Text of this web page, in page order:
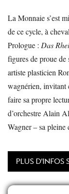
La Monnaie s’est
de ce cycle, à
Prologue : Das
figures de proue de
artiste plasticien
wagnérien, invitant
faire sa propre
d’orchestre Alain
Wagner – sa pleine
PLUS D'INFOS